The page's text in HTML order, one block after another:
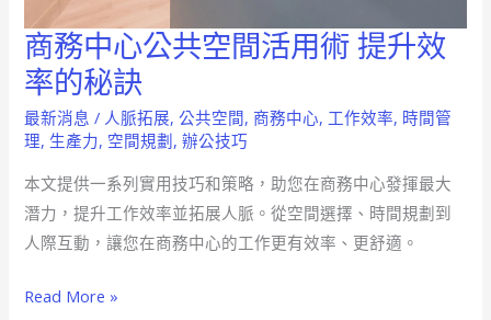
商務中心公共空間活用術 提升效
率的秘訣
最新消息 / 人脈拓展,公共空間, 商務中心, 工作效率, 時間管
理, 生產力, 空間規劃,辦公技巧
本文提供一系列實用技巧和策略，助您在商務中心發揮最大
潛力，提升工作效率並拓展人脈。從空間選擇、時間規劃到
人際互動，讓您在商務中心的工作更有效率、更舒適。
商
務
中
心
共
空
間
用
Read More »